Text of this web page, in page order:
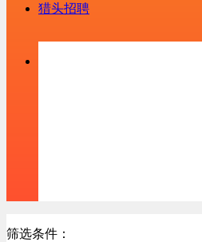
猎头招聘
筛选条件：